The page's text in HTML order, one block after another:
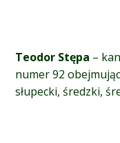
Teodor Stępa –
numer 92
słupecki, średzki,